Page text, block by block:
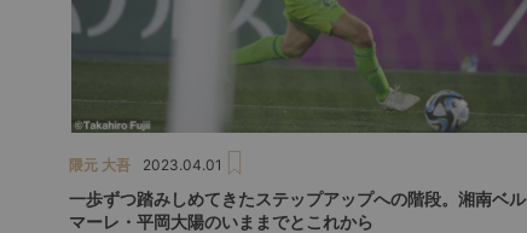
隈元 大吾 2023.04.01
一歩ずつ踏みしめてきたステップアップへの階段。湘南ベル
マーレ・平岡大陽のいままでとこれから